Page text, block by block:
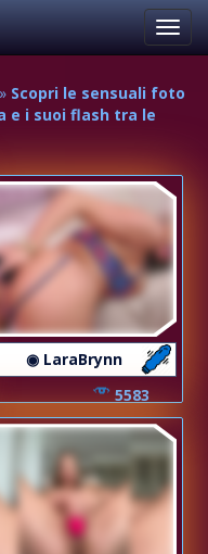
» Scopri le sensuali foto
e i suoi flash tra le
◉ LaraBrynn
5583